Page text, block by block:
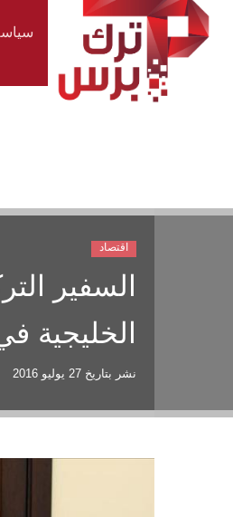
السفير
الخليجية
نشر بتاريخ 27 يوليو 2016
اقتصاد